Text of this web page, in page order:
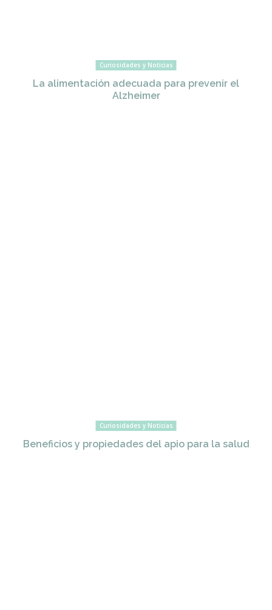
Curiosidades y Noticias
La alimentación adecuada para prevenir el
Alzheimer
Curiosidades y Noticias
Beneficios y propiedades del apio para la salud